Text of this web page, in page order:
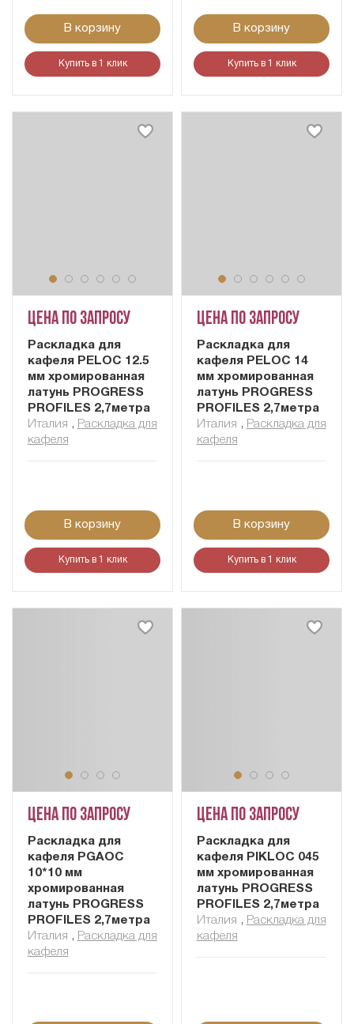
В корзину
Купить в 1 клик
В корзину
Купить в 1 клик
Цена по запросу
Раскладка для
кафеля PELOC 12.5
мм хромированная
латунь PROGRESS
PROFILES 2,7метра
Италия , Раскладка для
кафеля
В корзину
Купить в 1 клик
Цена по запросу
Раскладка для
кафеля PELOC 14
мм хромированная
латунь PROGRESS
PROFILES 2,7метра
Италия , Раскладка для
кафеля
В корзину
Купить в 1 клик
Цена по запросу
Раскладка для
кафеля PGAOC
10*10 мм
хромированная
латунь PROGRESS
PROFILES 2,7метра
Италия , Раскладка для
кафеля
Цена по запросу
Раскладка для
кафеля PIKLOC 045
мм хромированная
латунь PROGRESS
PROFILES 2,7метра
Италия , Раскладка для
кафеля